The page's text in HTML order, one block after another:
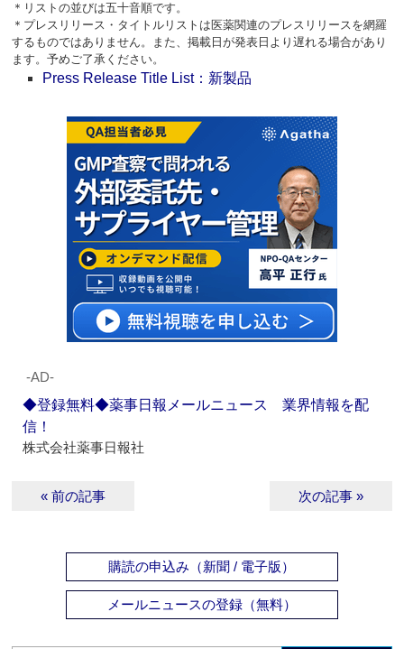
＊リストの並びは五十音順です。
＊プレスリリース・タイトルリストは医薬関連のプレスリリースを網羅
するものではありません。また、掲載日が発表日より遅れる場合があり
ます。予めご了承ください。
Press Release Title List：新製品
‐AD‐
◆登録無料◆薬事日報メールニュース 業界情報を配
信！
株式会社薬事日報社
« 前の記事 次の記事 »
購読の申込み（新聞 / 電子版）
メールニュースの登録（無料）